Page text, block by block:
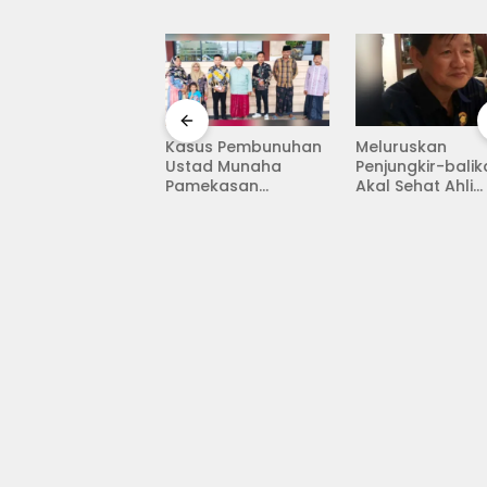
Kasus Pembunuhan
Ustad Munaha
Pamekasan
Meluruskan
Penjungkir-
Akal Sehat Ahli